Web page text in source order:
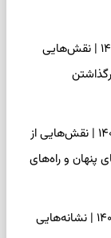
فال چای امروز جمعه ۱۶ مرداد ۱۴۰۵ | نقش‌هایی
فال قهوه امروز جمعه ۱۶ مرداد ۱۴۰۵ | نقش‌هایی از
و راه‌های
فال شمع امروز جمعه ۱۶ مرداد ۱۴۰۵ | نشانه‌هایی